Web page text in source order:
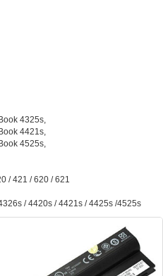
4325s,
4421s,
4525s,
/ 421 / 620 / 621
/ 4420s / 4421s / 4425s /4525s